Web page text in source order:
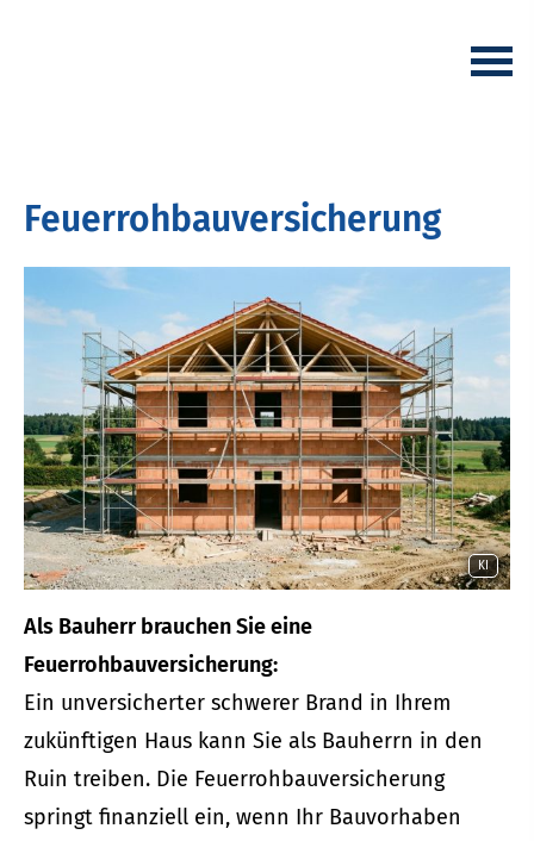
Feuerrohbauversicherung
KI
Als Bauherr brauchen Sie eine
Feuerrohbauversicherung:
Ein unversicherter schwerer Brand in Ihrem
zukünftigen Haus kann Sie als Bauherrn in den
Ruin treiben. Die Feuerrohbauversicherung
springt finanziell ein, wenn Ihr Bauvorhaben